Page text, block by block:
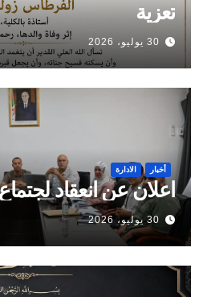
تعزية
30 يوليو، 2026
أخبار الادارة
اعلان عن انعقاد لجتماع
30 يوليو، 2026